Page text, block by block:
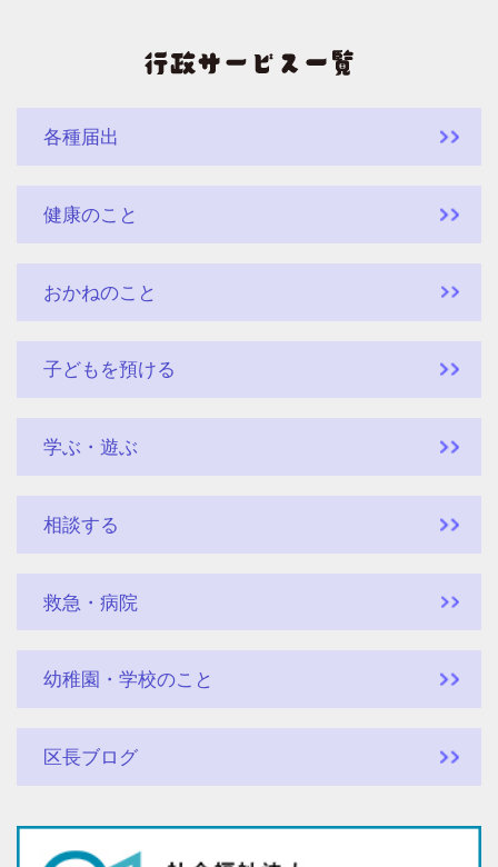
各種届出
健康のこと
おかねのこと
子どもを預ける
学ぶ・遊ぶ
相談する
救急・病院
幼稚園・学校のこと
区長ブログ